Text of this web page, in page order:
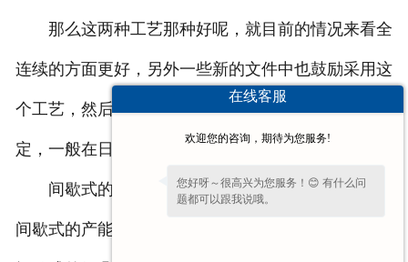
那么这两种工艺那种好呢，就目前的情况来看全
连续的方面更好，另外一些新的文件中也鼓励采用这
个工艺，然后自动化程度比偏高，处理量相对也比一
定，一般在日处理30吨以上。
间歇式的优点是性价比平稳，同样的设备投资，
间歇式的产能要大的多，而且设备单价来说全连续式
在线客服
欢迎您的咨询，期待为您服务!
您好呀～很高兴为您服务！😊 有什么问
题都可以跟我说哦。